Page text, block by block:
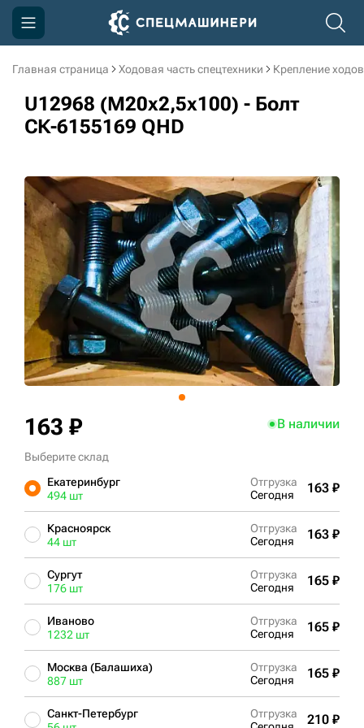
Главная страница Ходовая часть спецтехники Крепление
U12968 (M20x2,5x100) - Болт
СК-6155169 QHD
163 ₽ В наличии
Выберите склад
Екатеринбург
494 шт
Отгрузка
Сегодня
163 ₽
Красноярск
44 шт
Отгрузка
Сегодня
163 ₽
Сургут
176 шт
Отгрузка
Сегодня
165 ₽
Иваново
1232 шт
Отгрузка
Сегодня
165 ₽
Москва (Балашиха)
887 шт
Отгрузка
Сегодня
165 ₽
Санкт-Петербург
Отгрузка
210 ₽
Компания
Акции
Информация
Контакты
3D тур по производству
3D тур по складам
sksale@skdst.ru
+7 (499) 394-50-93